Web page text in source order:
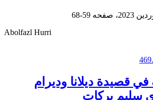
59-68
Abolfazl Hurri
في قصيدة ديلانا وديرام
سليم بركات